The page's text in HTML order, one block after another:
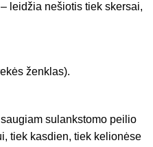
leidžia nešiotis tiek skersai,
ženklas).
sulankstomo peilio
tiek kasdien, tiek kelionėse